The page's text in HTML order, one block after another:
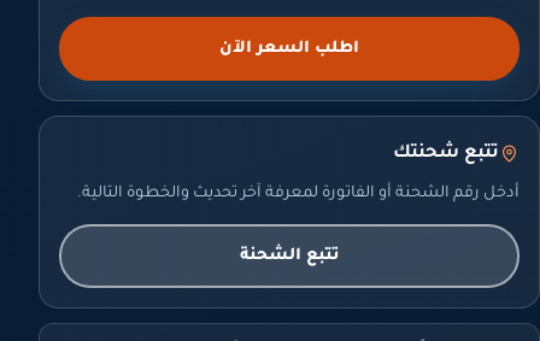
اطلب السعر الآن
تتبع شحنتك
أدخل رقم الشحنة أو الفاتورة لمعرفة آخر تحديث والخطوة التالية.
تتبع الشحنة